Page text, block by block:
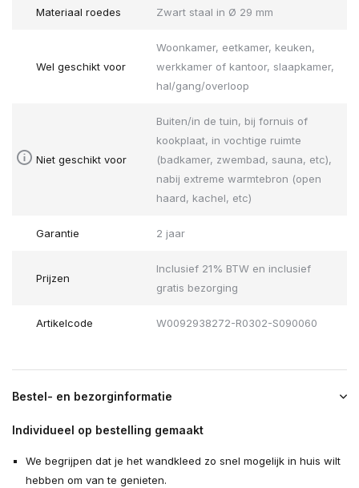
Materiaal roedes Zwart staal in Ø 29 mm
Wel geschikt voor
Woonkamer, eetkamer, keuken,
werkkamer of kantoor, slaapkamer,
hal/gang/overloop
Niet geschikt voor
Buiten/in de tuin, bij fornuis of
kookplaat, in vochtige ruimte
(badkamer, zwembad, sauna, etc),
nabij extreme warmtebron (open
haard, kachel, etc)
Garantie 2 jaar
Prijzen
Inclusief 21% BTW en inclusief
gratis bezorging
Artikelcode W0092938272-R0302-S090060
Bestel- en bezorginformatie
Individueel op bestelling gemaakt
We begrijpen dat je het wandkleed zo snel mogelijk in huis wilt
hebben om van te genieten.